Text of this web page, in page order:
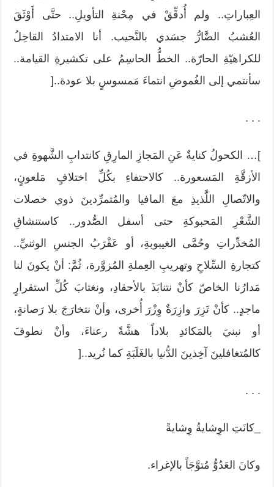
العِباراتِ.. ولم أُدقِّقْ في مِحْنةِ التأويلِ.. حتَّى أَوْثَقَ
العُشبُ الضَّارُّ جسَدي بالنَّحيب. أنا الامتدادُ القاحِلُ
للكراهيّةِ الحارّة.. الخطُّ الحاسِمُ على تكشيرةِ القيامة..
سأنتمي إلى الغُموضِ انتماءَ مَمسوسٍ بلا عودة..[
. . .
]… الكحولُ كنايةٌ عَنِ المَجازِ المارِقِ كانتدابِ الشَّهوةِ في
الأزقَّةِ المَسعورة.. كالاحتفاءِ بكُلِّ اختلافٍ مَلعونٍ،
والاتّصالِ اللَّذيذِ معَ المافيا والمُتمرِّدينَ ذوي خصلات
الشَّعْرِ المَحبوكةِ حتى أسفل الصُّدور.. كاستنشاقِ
المُخدِّراتِ وحُمَّى الغيبوبةِ، أو عَقْرَبُ الجنسِ الوثنيِّ..
كتجارةِ السِّلاحِ وتهريبِ العِملةِ المُزوَّرة، ثُمَّ: أنْ يكونَ لنا
مَدارُنا الخاصّ كأنْ نتنابَذَ بالأحقادِ، ونغتابَ كُلِّ استقرارٍ
ماجدٍ.. كأنْ تَزِرَ وازِرَةٌ وِزْرَ أُخرى، وأنْ نتخارَجَ بلا رَصانةٍ،
أو نبنيَ بالمَكائدِ بلاداً هشَّةً رعناءَ، وأنْ نطوفَ
كالمُتغافلينَ آخِذينَ الدُّنيا بالغَلَبَةِ كما نُريد..[
. . .
_كانَتِ الوِشايةُ وِشايةً
وكانَ العَدُوُّ مُتوَّجَاً بالإغراء.